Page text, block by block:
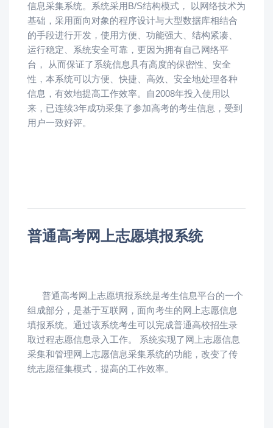
信息采集系统。系统采用B/S结构模式， 以网络技术为
基础，采用面向对象的程序设计与大型数据库相结合
的手段进行开发，使用方便、功能强大、结构紧凑、
运行稳定、系统安全可靠，更因为拥有自己网络平
台， 从而保证了系统信息具有高度的保密性、安全
性，本系统可以方便、快捷、高效、安全地处理各种
信息，有效地提高工作效率。自2008年投入使用以
来，已连续3年成功采集了参加高考的考生信息，受到
用户一致好评。
普通高考网上志愿填报系统
普通高考网上志愿填报系统是考生信息平台的一个
组成部分，是基于互联网，面向考生的网上志愿信息
填报系统。通过该系统考生可以完成普通高校招生录
取过程志愿信息录入工作。 系统实现了网上志愿信息
采集和管理网上志愿信息采集系统的功能，改变了传
统志愿征集模式，提高的工作效率。